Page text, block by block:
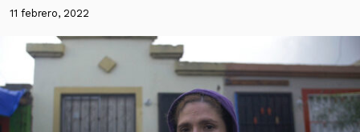
11 febrero, 2022